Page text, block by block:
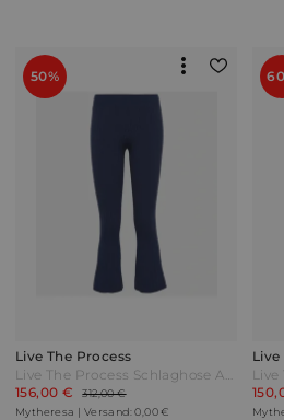
50%
Live The Process
Live The Process Schlaghose Atlas aus Rippstrick Blau
156,00 €
312,00 €
Mytheresa | Versand: 0,00 €
Live